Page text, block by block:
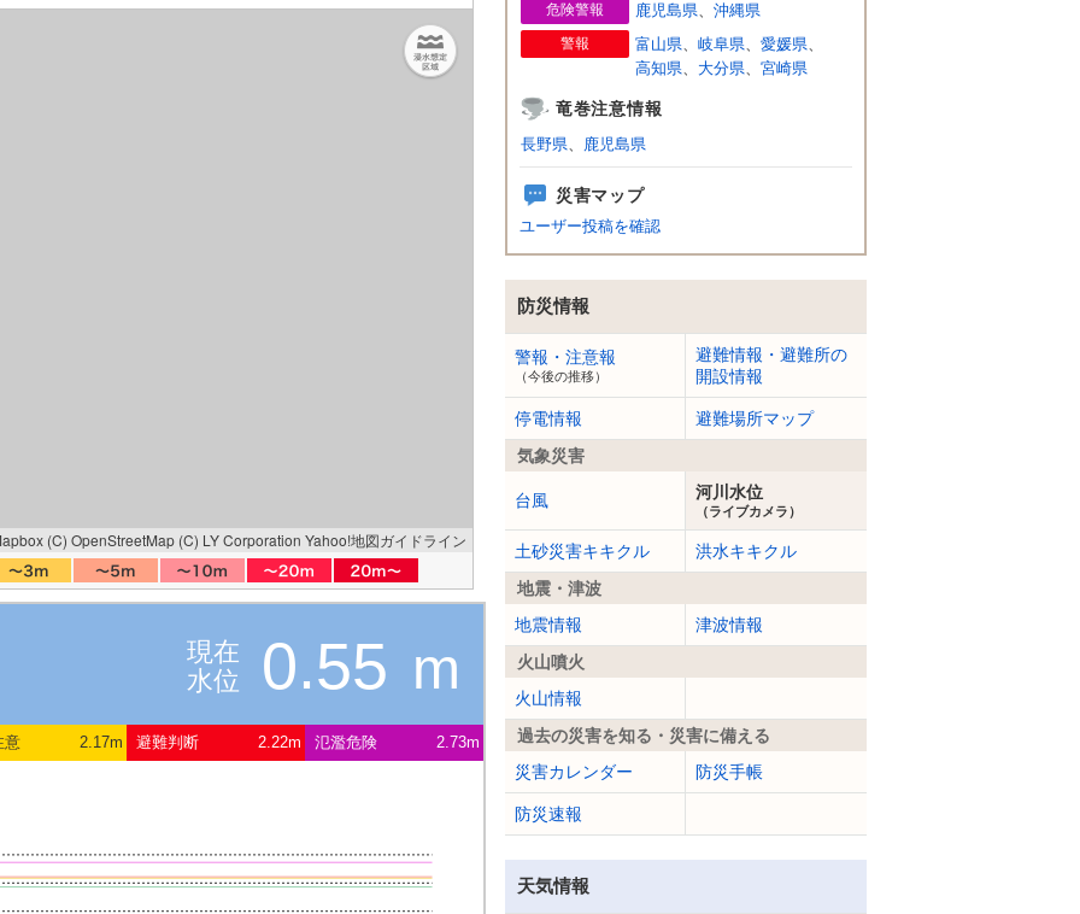
(C) OpenStreetMap (C) LY Corporation Yahoo!地図ガイドライン
現在
水位
0.55 m
意 2.17m 避難判断 2.22m 氾濫危険 2.73m
危険警報 鹿児島県、 沖縄県
警報 富山県、 岐阜県、 愛媛県、
高知県、 大分県、 宮崎県
竜巻注意情報
長野県、 鹿児島県
災害マップ
ユーザー投稿を確認
防災情報
警報・注意報
（今後の推移）
避難情報・避難所の
開設情報
停電情報
避難場所マップ
気象災害
台風 河川水位
（ライブカメラ）
土砂災害キキクル
洪水キキクル
地震・津波
地震情報
津波情報
火山噴火
火山情報
過去の災害を知る・災害に備える
災害カレンダー
防災手帳
防災速報
天気情報